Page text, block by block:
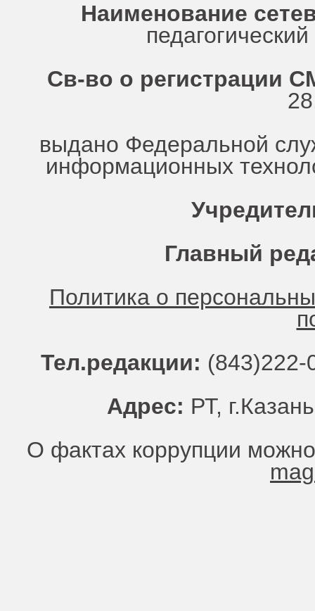
Наименование
Св-во о регистрации
выдано Федеральной
информационных
Главный
Политика о
Тел.редакции:
Адрес: РТ,
О фактах коррупции